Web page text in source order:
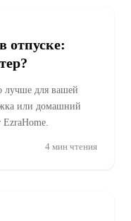
отпуске:
лучше для вашей
или домашний
4 мин чтения